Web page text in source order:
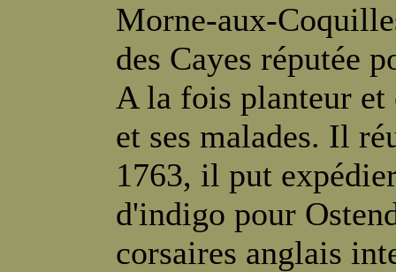
Morne-aux-
des Cayes réputée
A la fois planteur
et ses malades. Il
1763, il put
d'indigo pour
corsaires anglais